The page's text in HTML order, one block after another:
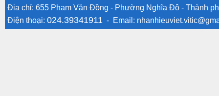
Địa chỉ: 655 Phạm Văn Đồng - Phường Nghĩa Đô - Thành
Điện thoại: 024.39341911 - Email: